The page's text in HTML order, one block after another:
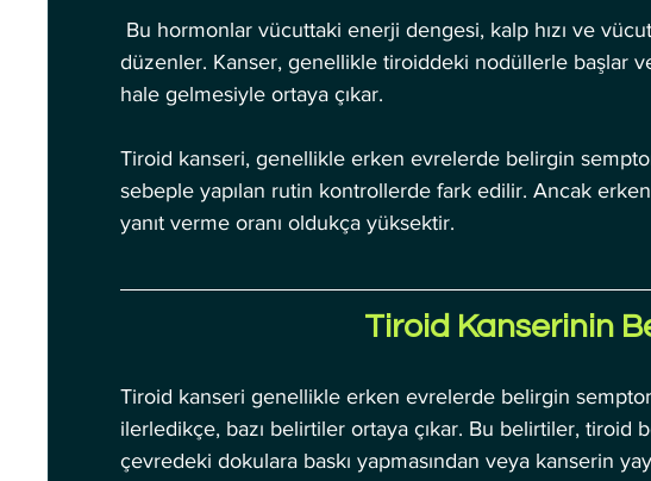
düzenler. Kanser, genellikle tiroiddeki nodüllerle başlar
hale gelmesiyle ortaya çıkar.
Tiroid kanseri, genellikle erken evrelerde belirgin
sebeple yapılan rutin kontrollerde fark edilir. Ancak
yanıt verme oranı oldukça yüksektir.
Tiroid Kanserinin
Tiroid kanseri genellikle erken evrelerde belirgin
ilerledikçe, bazı belirtiler ortaya çıkar. Bu belirtiler, tiroid
çevredeki dokulara baskı yapmasından veya kanserin